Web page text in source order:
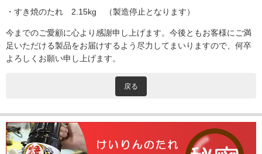
・すき焼のたれ 2.15kg （製造停止となります）
今までのご愛顧に心より感謝申し上げます。今後ともお客様にご満
足いただける製品をお届けするよう尽力してまいりますので、何卒
よろしくお願い申し上げます。
戻る